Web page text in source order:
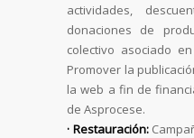
actividades,
donaciones de
colectivo asociado
Promover la
la web a fin de
de Asprocese.
· Restauración: